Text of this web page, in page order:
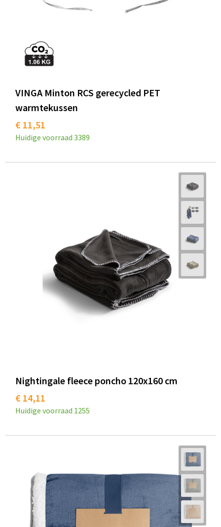
VINGA Minton RCS gerecycled PET
warmtekussen
€ 11,51
Huidige voorraad 3389
Nightingale fleece poncho 120x160 cm
€ 14,11
Huidige voorraad 1255